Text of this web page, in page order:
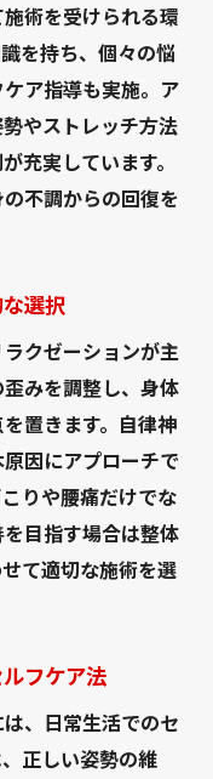
術を受けられる環
を持ち、個々の悩
ア指導も実施。ア
やストレッチ方法
充実しています。
不調からの回復を
選択
クゼーションが主
みを調整し、身体
置きます。自律神
因にアプローチで
りや腰痛だけでな
目指す場合は整体
て適切な施術を選
フケア法
、日常生活でのセ
正しい姿勢の維